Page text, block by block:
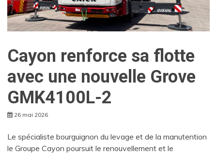
Cayon renforce sa flotte
avec une nouvelle Grove
GMK4100L-2
26 mai 2026
Le spécialiste bourguignon du levage et de la manutention
le Groupe Cayon poursuit le renouvellement et le